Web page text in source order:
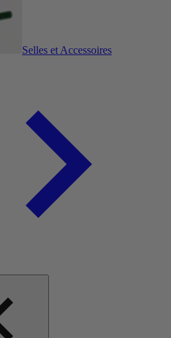
Selles et Accessoires